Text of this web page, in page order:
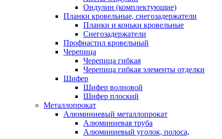
Ондулин (комплектующие)
Планки кровельные, снегозадержатели
Планки и коньки кровельные
Снегозадержатели
Профнастил кровельный
Черепица
Черепица гибкая
Черепица гибкая элементы отделки
Шифер
Шифер волновой
Шифер плоский
Металлопрокат
Алюминиевый металлопрокат
Алюминиевая труба
Алюминиевый уголок, полоса,